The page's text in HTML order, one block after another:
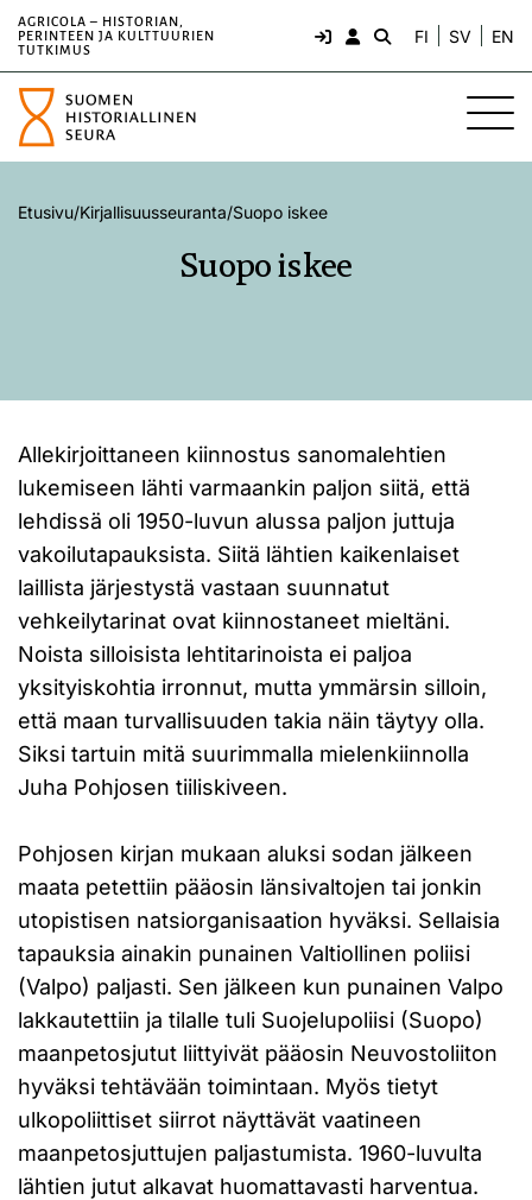
AGRICOLA – HISTORIAN,
PERINTEEN JA KULTTUURIEN
TUTKIMUS
FI SV EN
Etusivu/Kirjallisuusseuranta/Suopo iskee
Suopo iskee
Allekirjoittaneen kiinnostus sanomalehtien
lukemiseen lähti varmaankin paljon siitä, että
lehdissä oli 1950-luvun alussa paljon juttuja
vakoilutapauksista. Siitä lähtien kaikenlaiset
laillista järjestystä vastaan suunnatut
vehkeilytarinat ovat kiinnostaneet mieltäni.
Noista silloisista lehtitarinoista ei paljoa
yksityiskohtia irronnut, mutta ymmärsin silloin,
että maan turvallisuuden takia näin täytyy olla.
Siksi tartuin mitä suurimmalla mielenkiinnolla
Juha Pohjosen tiiliskiveen.
Pohjosen kirjan mukaan aluksi sodan jälkeen
maata petettiin pääosin länsivaltojen tai jonkin
utopistisen natsiorganisaation hyväksi. Sellaisia
tapauksia ainakin punainen Valtiollinen poliisi
(Valpo) paljasti. Sen jälkeen kun punainen Valpo
lakkautettiin ja tilalle tuli Suojelupoliisi (Suopo)
maanpetosjutut liittyivät pääosin Neuvostoliiton
hyväksi tehtävään toimintaan. Myös tietyt
ulkopoliittiset siirrot näyttävät vaatineen
maanpetosjuttujen paljastumista. 1960-luvulta
lähtien jutut alkavat huomattavasti harventua.